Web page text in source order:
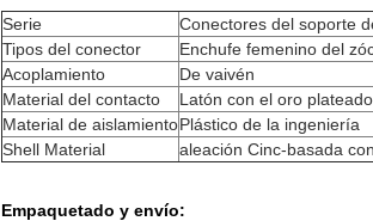
Serie Conectores del soporte
Tipos del conector
Enchufe femenino del
Acoplamiento
De vaivén
Material del contacto
Latón con el oro plateado
Material de aislamientoPlástico de la ingeniería
Shell Material
aleación Cinc-basada
Empaquetado y envío: